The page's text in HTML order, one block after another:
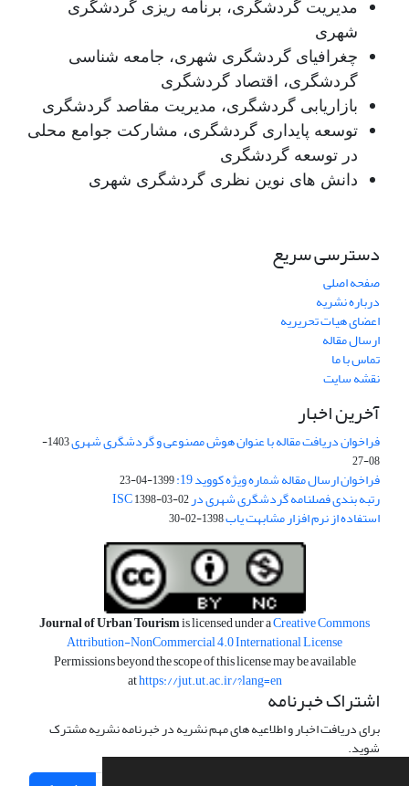
مدیریت گردشگری، برنامه ریزی گردشگری
شهری
چغرافیای گردشگری شهری، جامعه شناسی
گردشگری، اقتصاد گردشگری
بازاریابی گردشگری، مدیریت مقاصد گردشگری
توسعه پایداری گردشگری، مشارکت جوامع محلی
در توسعه گردشگری
دانش های نوین نظری گردشگری شهری
دسترسی سریع
صفحه اصلی
درباره نشریه
اعضای هیات تحریریه
ارسال مقاله
تماس با ما
نقشه سایت
آخرین اخبار
فراخوان دریافت مقاله با عنوان هوش مصنوعی و گردشگری شهری
1403-
08-27
فراخوان ارسال مقاله شماره ویژه کووید 19: 1399-04-23
رتبه بندی فصلنامه گردشگری شهری در ISC1398-03-02
استفاده از نرم افزار مشابهت یاب1398-02-30
Journal of Urban Tourismis licensed under aCreative Commons
Attribution-NonCommercial 4.0 International License
Permissions beyond the scope of this license may be available
athttps://jut.ut.ac.ir/?lang=en
اشتراک خبرنامه
برای دریافت اخبار و اطلاعیه های مهم نشریه در خبرنامه نشریه مشترک
شوید.